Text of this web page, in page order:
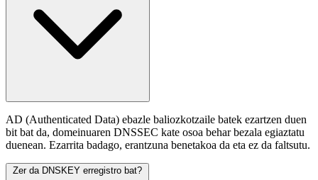
AD (Authenticated Data) ebazle baliozkotzaile batek ezartzen duen
bit bat da, domeinuaren DNSSEC kate osoa behar bezala egiaztatu
duenean. Ezarrita badago, erantzuna benetakoa da eta ez da faltsutu.
Zer da DNSKEY erregistro bat?